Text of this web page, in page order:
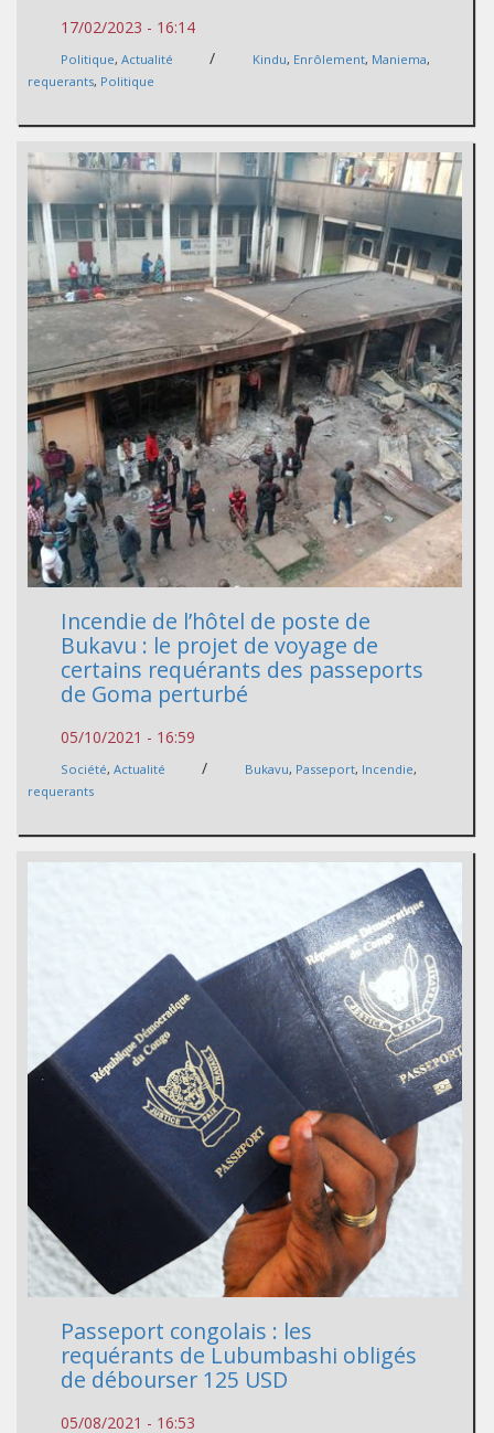
17/02/2023 - 16:14
Politique, Actualité / Kindu, Enrôlement, Maniema,
requerants, Politique
Incendie de l’hôtel de poste de
Bukavu : le projet de voyage de
certains requérants des passeports
de Goma perturbé
05/10/2021 - 16:59
Société, Actualité / Bukavu, Passeport, Incendie,
requerants
Passeport congolais : les
requérants de Lubumbashi obligés
de débourser 125 USD
05/08/2021 - 16:53